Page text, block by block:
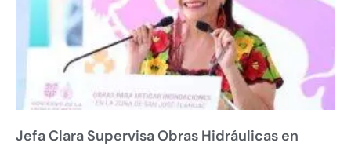
Jefa Clara Supervisa Obras Hidráulicas en